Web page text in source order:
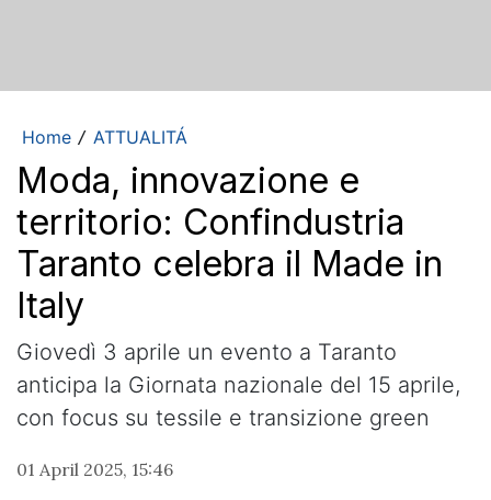
Home / ATTUALITÁ
Moda, innovazione e
territorio: Confindustria
Taranto celebra il Made in
Italy
Giovedì 3 aprile un evento a Taranto
anticipa la Giornata nazionale del 15 aprile,
con focus su tessile e transizione green
01 April 2025, 15:46